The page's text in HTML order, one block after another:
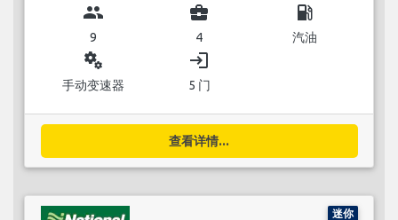
group
9
business_center
4
local_gas_station
汽油
miscellaneous_services
手动变速器
login
5 门
查看详情...
迷你